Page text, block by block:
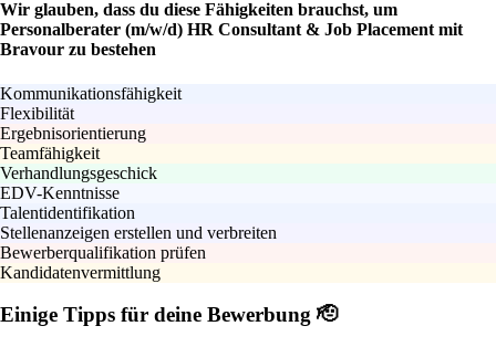
Wir glauben, dass du diese Fähigkeiten brauchst, um
Personalberater (m/w/d) HR Consultant & Job Placement mit
Bravour zu bestehen
Kommunikationsfähigkeit
Flexibilität
Ergebnisorientierung
Teamfähigkeit
Verhandlungsgeschick
EDV-Kenntnisse
Talentidentifikation
Stellenanzeigen erstellen und verbreiten
Bewerberqualifikation prüfen
Kandidatenvermittlung
Einige Tipps für deine Bewerbung 🫡